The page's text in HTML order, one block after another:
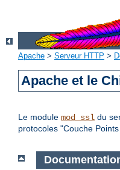
Apache > Serveur HTTP >
Apache et le
Le module mod_ssl du
protocoles "Couche